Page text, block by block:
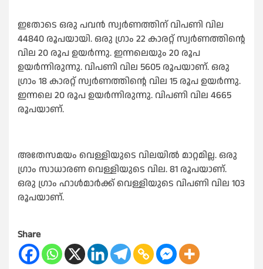
ഇതോടെ ഒരു പവൻ സ്വർണത്തിന് വിപണി വില
44840 രൂപയായി. ഒരു ഗ്രാം 22 കാരറ്റ് സ്വർണത്തിന്റെ
വില 20 രൂപ ഉയർന്നു. ഇന്നലെയും 20 രൂപ
ഉയർന്നിരുന്നു. വിപണി വില 5605 രൂപയാണ്. ഒരു
ഗ്രാം 18 കാരറ്റ് സ്വർണത്തിന്റെ വില 15 രൂപ ഉയർന്നു.
ഇന്നലെ 20 രൂപ ഉയർന്നിരുന്നു. വിപണി വില 4665
രൂപയാണ്.
അതേസമയം വെള്ളിയുടെ വിലയിൽ മാറ്റമില്ല. ഒരു
ഗ്രാം സാധാരണ വെള്ളിയുടെ വില. 81 രൂപയാണ്.
ഒരു ഗ്രാം ഹാൾമാർക്ക് വെള്ളിയുടെ വിപണി വില 103
രൂപയാണ്.
Share